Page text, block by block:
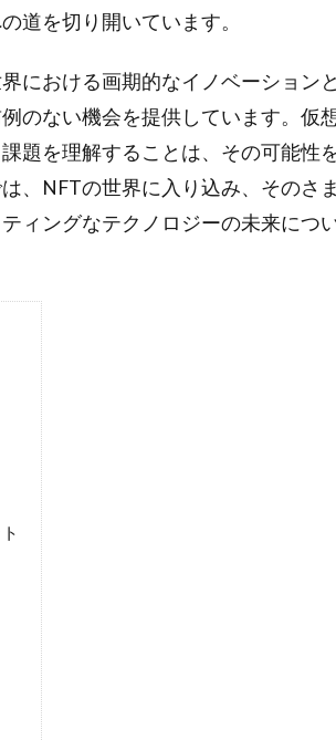
道を切り開いています。
における画期的なイノベーション
のない機会を提供しています。仮
題を理解することは、その可能性
、NFTの世界に入り込み、そのさ
ィングなテクノロジーの未来につ